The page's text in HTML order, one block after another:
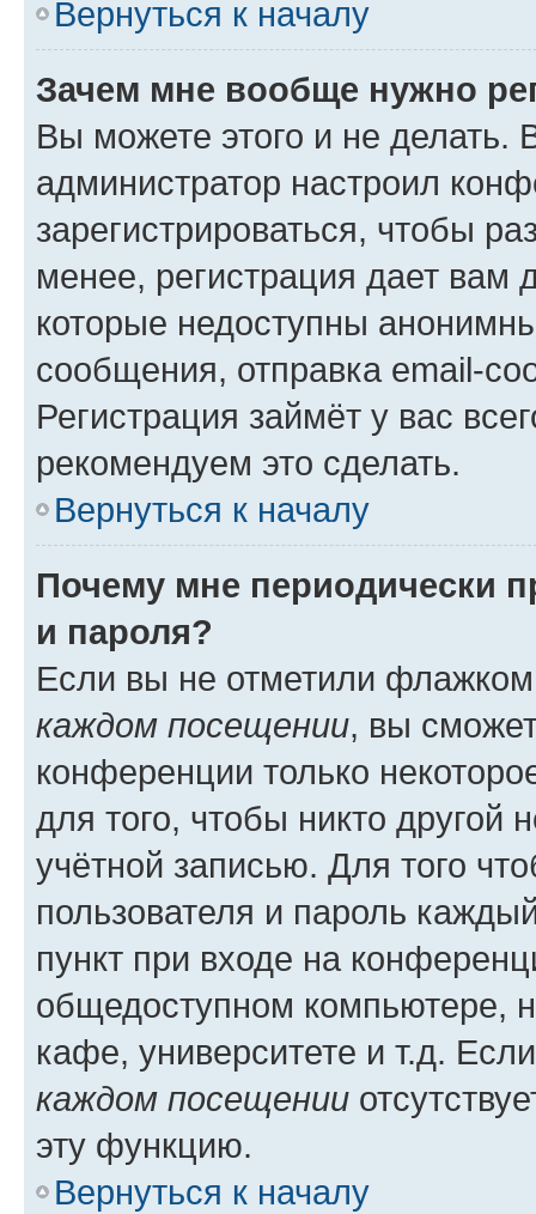
Вернуться к началу
Зачем мне вообще нужно
Вы можете этого и не делать.
администратор настроил
зарегистрироваться, чтобы
менее, регистрация дает вам
которые недоступны
сообщения, отправка email-
Регистрация займёт у вас
рекомендуем это сделать.
Вернуться к началу
Почему мне периодически
и пароля?
Если вы не отметили
каждом посещении, вы
конференции только
для того, чтобы никто другой
учётной записью. Для того
пользователя и пароль
пункт при входе на
общедоступном компьютере,
кафе, университете и т.д.
каждом посещении
эту функцию.
Вернуться к началу